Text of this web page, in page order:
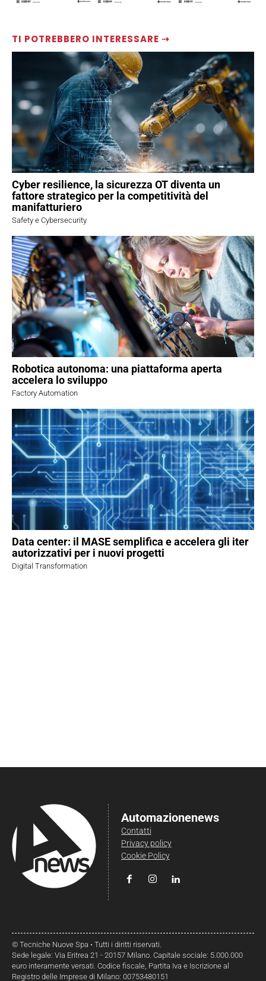
TI POTREBBERO INTERESSARE ⇢
Cyber resilience, la sicurezza OT diventa un
fattore strategico per la competitività del
manifatturiero
Safety e Cybersecurity
Robotica autonoma: una piattaforma aperta
accelera lo sviluppo
Factory Automation
Data center: il MASE semplifica e accelera gli iter
autorizzativi per i nuovi progetti
Digital Transformation
Automazionenews
Contatti
Privacy policy
Cookie Policy
© Tecniche Nuove Spa • Tutti i diritti riservati.
Sede legale: Via Eritrea 21 - 20157 Milano. Capitale sociale: 5.000.000
euro interamente versati. Codice fiscale, Partita Iva e Iscrizione al
Registro delle Imprese di Milano: 00753480151